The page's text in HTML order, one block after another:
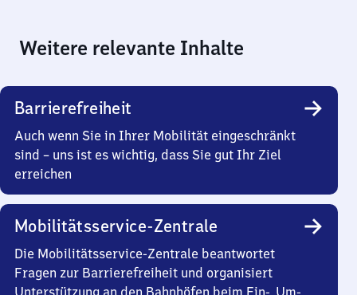
Weitere relevante Inhalte
Barrierefreiheit
Auch wenn Sie in Ihrer Mobilität eingeschränkt
sind – uns ist es wichtig, dass Sie gut Ihr Ziel
erreichen
Mobilitätsservice-Zentrale
Die Mobilitätsservice-Zentrale beantwortet
Fragen zur Barrierefreiheit und organisiert
Unterstützung an den Bahnhöfen beim Ein-, Um-